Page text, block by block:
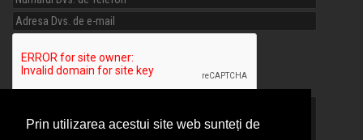
Prin utilizarea acestui site web sunteți de